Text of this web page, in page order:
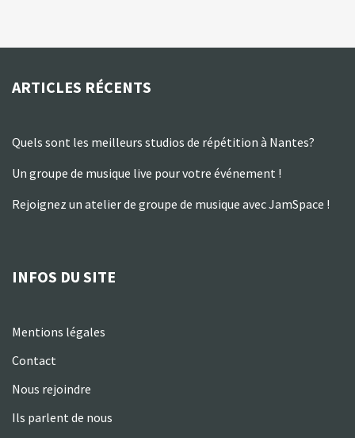
ARTICLES RÉCENTS
Quels sont les meilleurs studios de répétition à Nantes?
Un groupe de musique live pour votre événement !
Rejoignez un atelier de groupe de musique avec JamSpace !
INFOS DU SITE
Mentions légales
Contact
Nous rejoindre
Ils parlent de nous